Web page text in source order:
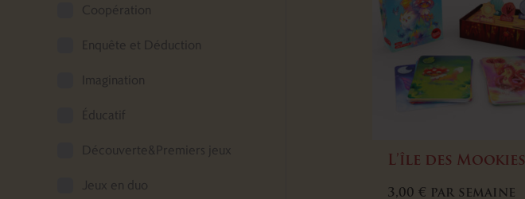
Coopération
Enquête et Déduction
Imagination
Éducatif
Découverte&Premiers jeux
Jeux en duo
L’île des Mookies
3,00€ par semaine